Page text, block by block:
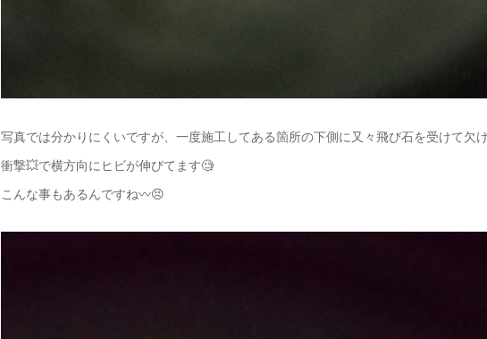
写真では分かりにくいですが、一度施工してある箇所の下側に又々飛び石を受けて欠
衝撃💥で横方向にヒビが伸びてます🧐
こんな事もあるんですね〰️😣